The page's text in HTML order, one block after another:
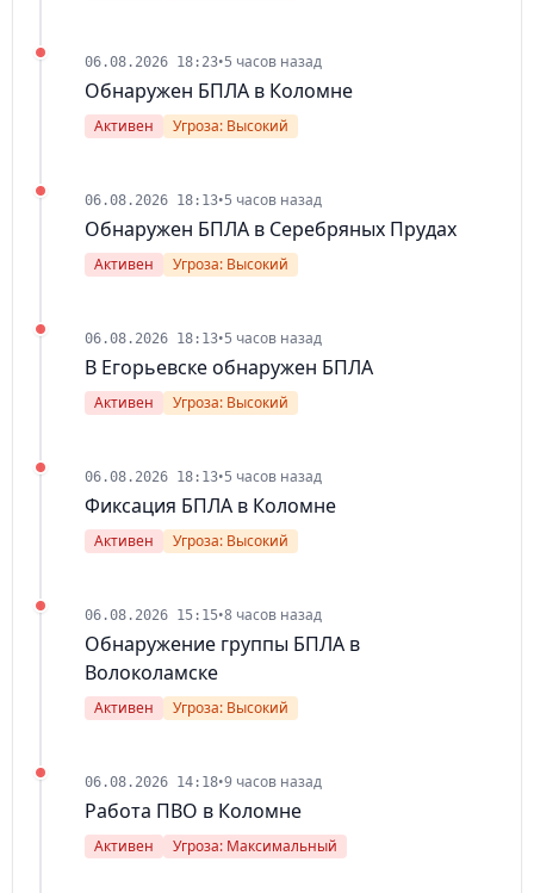
06.08.2026 18:23•5 часов назад
Обнаружен БПЛА в Коломне
Активен Угроза: Высокий
06.08.2026 18:13•5 часов назад
Обнаружен БПЛА в Серебряных Прудах
Активен Угроза: Высокий
06.08.2026 18:13•5 часов назад
В Егорьевске обнаружен БПЛА
Активен Угроза: Высокий
06.08.2026 18:13•5 часов назад
Фиксация БПЛА в Коломне
Активен Угроза: Высокий
06.08.2026 15:15•8 часов назад
Обнаружение группы БПЛА в
Волоколамске
Активен Угроза: Высокий
06.08.2026 14:18•9 часов назад
Работа ПВО в Коломне
Активен Угроза: Максимальный